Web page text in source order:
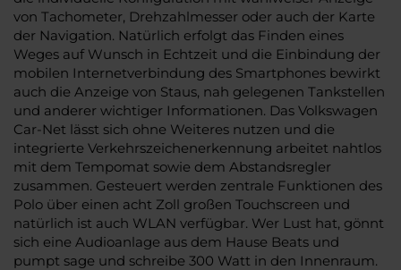
von Tachometer, Drehzahlmesser oder auch der Karte
der Navigation. Natürlich erfolgt das Finden eines
Weges auf Wunsch in Echtzeit und die Einbindung der
mobilen Internetverbindung des Smartphones bewirkt
auch die Anzeige von Staus, nah gelegenen Tankstellen
und anderer wichtiger Informationen. Das Volkswagen
Car-Net lässt sich ohne Weiteres nutzen und die
integrierte Verkehrszeichenerkennung arbeitet nahtlos
mit dem Tempomat sowie dem Abstandsregler
zusammen. Gesteuert werden zentrale Funktionen des
Polo über einen acht Zoll großen Touchscreen und
natürlich ist auch WLAN verfügbar. Wer Lust hat, gönnt
sich eine Audioanlage aus dem Hause Beats und
pumpt sage und schreibe 300 Watt in den Innenraum.